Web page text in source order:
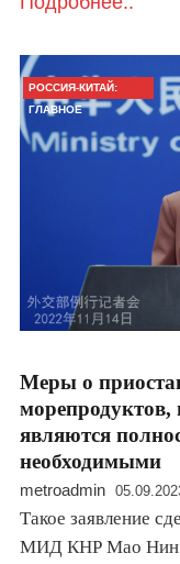
РОССИЯ-КИТАЙ:
ГЛАВНОЕ
Меры о
являются
необходимыми
metroadmin
Такое заявление
МИД КНР Мао Нин в